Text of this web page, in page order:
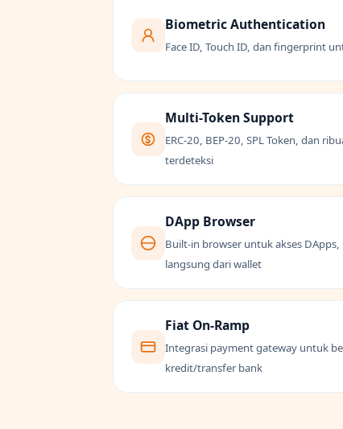
Biometric Authentication
Face ID, Touch ID, dan fingerprint
Multi-Token Support
ERC-20, BEP-20, SPL Token, dan
terdeteksi
DApp Browser
Built-in browser untuk akses DApps,
langsung dari wallet
Fiat On-Ramp
Integrasi payment gateway untuk
kredit/transfer bank